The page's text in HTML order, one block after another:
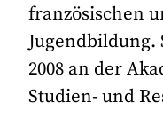
französischen
Jugendbildung.
2008 an der
Studien- und